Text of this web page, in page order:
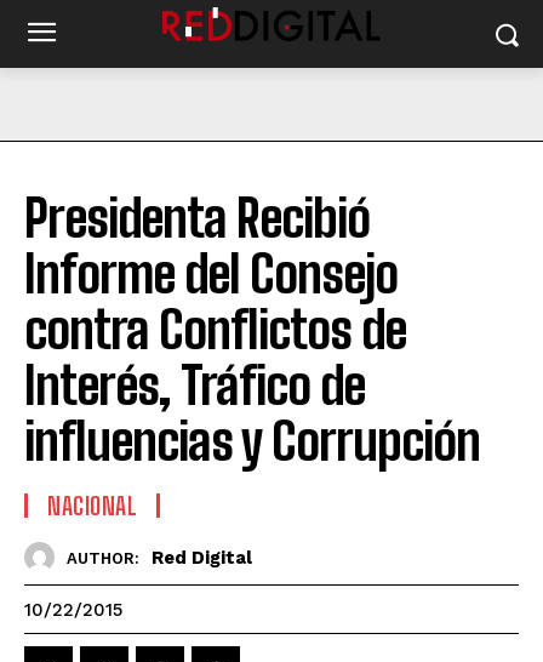
Presidenta Recibió
Informe del Consejo
contra Conflictos de
Interés, Tráfico de
influencias y Corrupción
NACIONAL
AUTHOR: Red Digital
10/22/2015